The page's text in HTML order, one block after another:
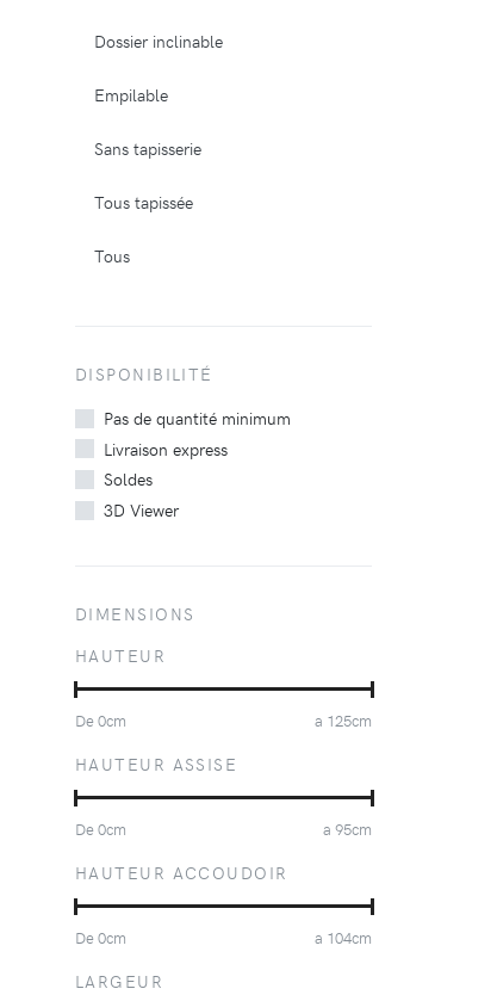
Dossier inclinable
Empilable
Sans tapisserie
Tous tapissée
Tous
DISPONIBILITÉ
Pas de quantité minimum
Livraison express
Soldes
3D Viewer
DIMENSIONS
HAUTEUR
De0cm a 125cm
HAUTEUR ASSISE
De0cm a 95cm
HAUTEUR ACCOUDOIR
De0cm a 104cm
LARGEUR